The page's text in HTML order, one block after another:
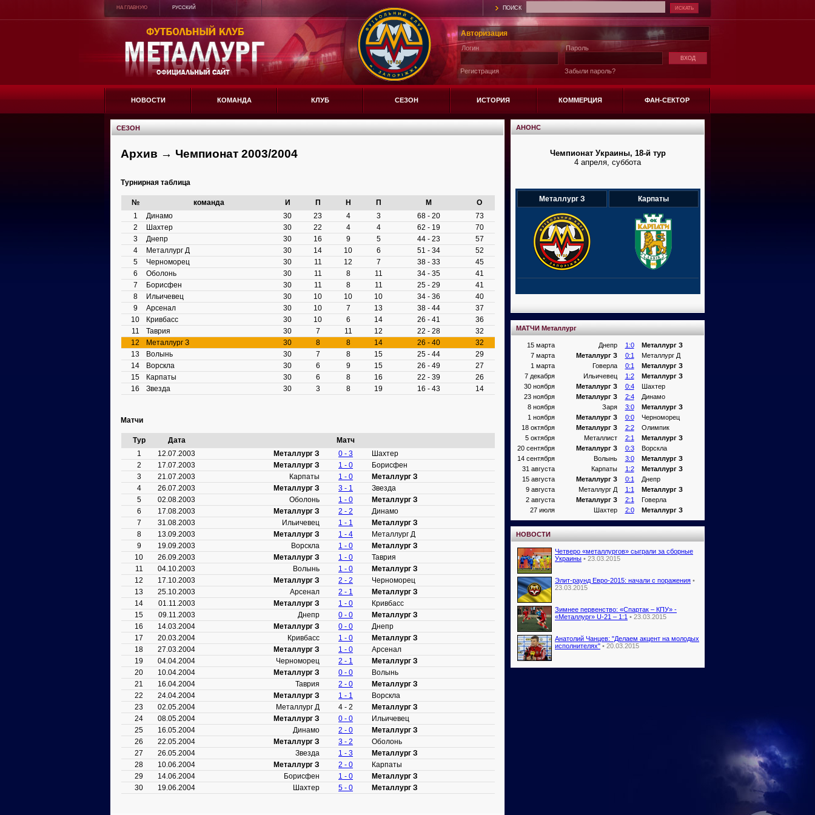
НА ГЛАВНУЮ РУССКИЙ ПОИСК
Авторизация
Логин
Регистрация
Пароль
Забыли пароль?
НОВОСТИ КОМАНДА КЛУБ СЕЗОН ИСТОРИЯ КОММЕРЦИЯ ФАН-СЕКТОР
СЕЗОН
Архив → Чемпионат 2003/2004
Турнирная таблица
№ команда И П Н П М
О
1
Динамо 30 23 4 3 68 - 20
73
2
Шахтер 30 22 4 4 62 - 19
70
3
Днепр 30 16 9 5 44 - 23
57
4
Металлург Д 30 14 10 6 51 - 34
52
5
Черноморец 30 11 12 7 38 - 33
45
6
Оболонь 30 11 8 11 34 - 35
41
7
Борисфен 30 11 8 11 25 - 29
41
8
Ильичевец 30 10 10 10 34 - 36
40
9
Арсенал 30 10 7 13 38 - 44
37
10
Кривбасс 30 10 6 14 26 - 41
36
11
Таврия 30 7 11 12 22 - 28
32
12
Металлург З 30 8 8 14 26 - 40
32
13
Волынь 30 7 8 15 25 - 44
29
14
Ворскла 30 6 9 15 26 - 49
27
15
Карпаты 30 6 8 16 22 - 39
26
16
Звезда 30 3 8 19 16 - 43 14
Матчи
Тур Дата
Матч
1
12.07.2003 Металлург З 0 - 3
Шахтер
2
17.07.2003 Металлург З 1 - 0
Борисфен
3
21.07.2003 Карпаты 1 - 0
Металлург З
4
26.07.2003 Металлург З 3 - 1
Звезда
5
02.08.2003 Оболонь 1 - 0
Металлург З
6
17.08.2003 Металлург З 2 - 2
Динамо
7
31.08.2003 Ильичевец 1 - 1
Металлург З
8
13.09.2003 Металлург З 1 - 4
Металлург Д
9
19.09.2003 Ворскла 1 - 0
Металлург З
10
26.09.2003 Металлург З 1 - 0
Таврия
11
04.10.2003 Волынь 1 - 0
Металлург З
12
17.10.2003 Металлург З 2 - 2
Черноморец
13
25.10.2003 Арсенал 2 - 1
Металлург З
14
01.11.2003 Металлург З 1 - 0
Кривбасс
15
09.11.2003 Днепр 0 - 0
Металлург З
16
14.03.2004 Металлург З 0 - 0
Днепр
17
20.03.2004 Кривбасс 1 - 0
Металлург З
18
27.03.2004 Металлург З 1 - 0
Арсенал
19
04.04.2004 Черноморец 2 - 1
Металлург З
20
10.04.2004 Металлург З 0 - 0
Волынь
21
16.04.2004 Таврия 2 - 0
Металлург З
22
24.04.2004 Металлург З 1 - 1
Ворскла
23
02.05.2004 Металлург Д 4 - 2
Металлург З
24
08.05.2004 Металлург З 0 - 0
Ильичевец
25
16.05.2004 Динамо 2 - 0
Металлург З
26
22.05.2004 Металлург З 3 - 2
Оболонь
27
26.05.2004 Звезда 1 - 3
Металлург З
28
10.06.2004 Металлург З 2 - 0
Карпаты
29
14.06.2004 Борисфен 1 - 0
Металлург З
30
19.06.2004 Шахтер 5 - 0 Металлург З
АНОНС
Чемпионат Украины, 18-й тур
4 апреля, суббота
Металлург З Карпаты
МАТЧИ Металлург
15 марта Днепр 1:0
Металлург З
7 марта
Металлург З 0:1
Металлург Д
1 марта
Говерла 0:1
Металлург З
7 декабря
Ильичевец 1:2
Металлург З
30 ноября
Металлург З 0:4
Шахтер
23 ноября
Металлург З 2:4
Динамо
8 ноября
Заря 3:0
Металлург З
1 ноября
Металлург З 0:0
Черноморец
18 октября
Металлург З 2:2
Олимпик
5 октября
Металлист 2:1
Металлург З
20 сентября
Металлург З 0:3
Ворскла
14 сентября
Волынь 3:0
Металлург З
31 августа
Карпаты 1:2
Металлург З
15 августа
Металлург З 0:1
Днепр
9 августа
Металлург Д 1:1
Металлург З
2 августа
Металлург З 2:1
Говерла
27 июля
Шахтер 2:0 Металлург З
НОВОСТИ
Четверо «металлургов» сыграли за сборные
Украины • 23.03.2015
Элит-раунд Евро-2015: начали с поражения •
23.03.2015
Зимнее первенство: «Спартак – КПУ» -
«Металлург» U-21 – 1:1 • 23.03.2015
Анатолий Чанцев: "Делаем акцент на молодых
исполнителях" • 20.03.2015